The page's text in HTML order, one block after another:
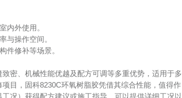
内外使用。
与操作空间。
件修补等场景。
密、机械性能优越及配方可调等多重优势，适用于多
目，固科8230C环氧树脂胶凭借其综合性能，值得作
况）获得配方建议或施工指导，可以提供详细工况以